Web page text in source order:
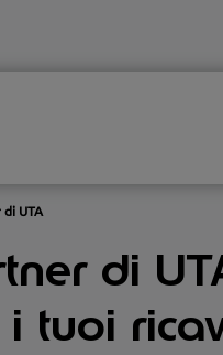
UTA
di
tuoi